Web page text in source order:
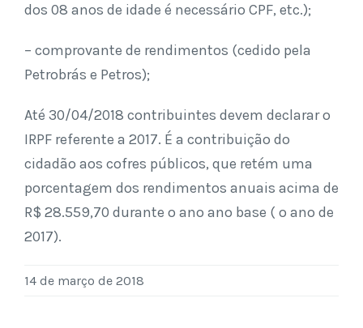
dos 08 anos de idade é necessário CPF, etc.);
– comprovante de rendimentos (cedido pela
Petrobrás e Petros);
Até 30/04/2018 contribuintes devem declarar o
IRPF referente a 2017. É a contribuição do
cidadão aos cofres públicos, que retém uma
porcentagem dos rendimentos anuais acima de
R$ 28.559,70 durante o ano ano base ( o ano de
2017).
14 de março de 2018